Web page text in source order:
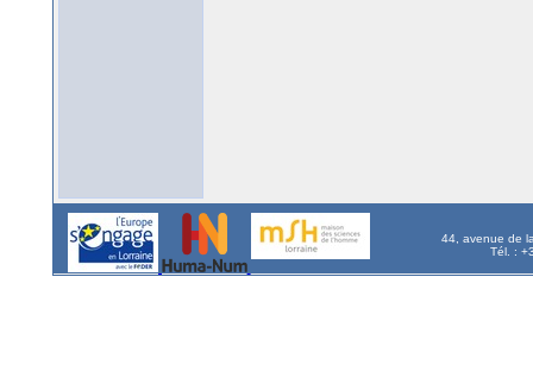
44, avenue de
Tél. :